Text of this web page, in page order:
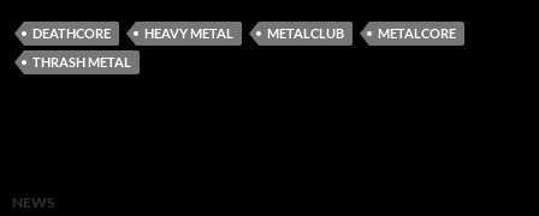
DEATHCORE HEAVY METAL METALCLUB
METALCORE
THRASH METAL
NEWS